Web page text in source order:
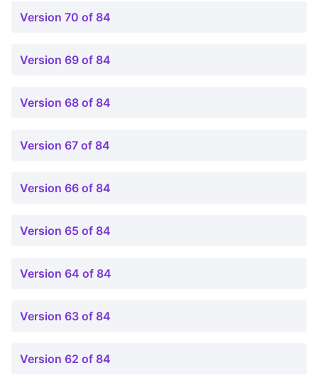
Version 70 of 84
Version 69 of 84
Version 68 of 84
Version 67 of 84
Version 66 of 84
Version 65 of 84
Version 64 of 84
Version 63 of 84
Version 62 of 84